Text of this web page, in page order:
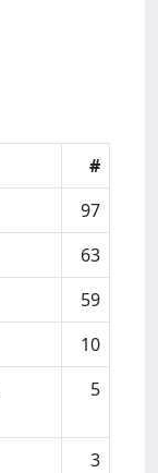
#
97
63
59
10
5
3